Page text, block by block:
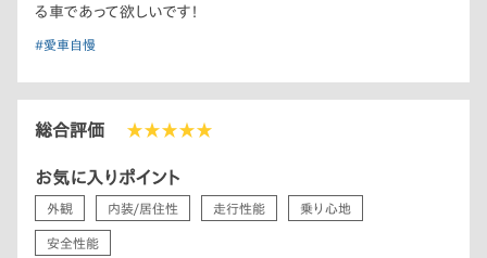
る車であって欲しいです！
#愛車自慢
総合評価 ★★★★★
お気に入りポイント
外観 内装/居住性 走行性能 乗り心地
安全性能